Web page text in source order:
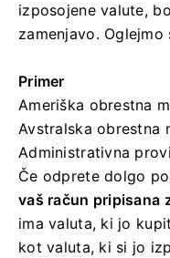
izposojene valute,
zamenjavo.
Primer
Ameriška obrestna
Avstralska obrestna
Administrativna
Če odprete dolgo
vaš račun pripisana
ima valuta, ki jo
kot valuta, ki si jo